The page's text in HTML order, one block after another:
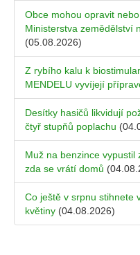
Obce mohou opravit
Ministerstva zemědělství
(05.08.2026)
Z rybího kalu k
MENDELU vyvíjejí
Desítky hasičů likvidují
čtyř stupňů poplachu
Muž na benzince vypustil
zda se vrátí domů
Co ještě v srpnu stihnete
květiny (04.08.2026)